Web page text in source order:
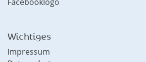
Wichtiges
Impressum